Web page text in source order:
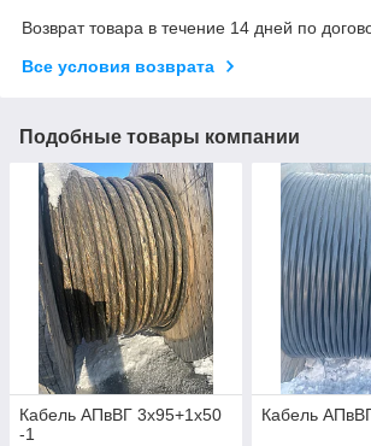
Возврат товара в течение 14 дней по
Все условия возврата
Подобные товары компании
Кабель АПвВГ 3х95+1х50
-1
Кабель